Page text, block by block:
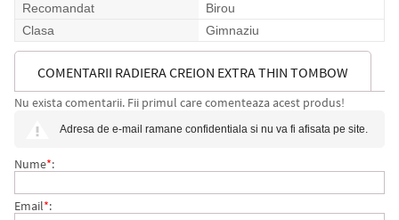
Recomandat
Birou
Clasa
Gimnaziu
COMENTARII RADIERA CREION EXTRA THIN TOMBOW
Nu exista comentarii. Fii primul care comenteaza acest produs!
Adresa de e-mail ramane confidentiala si nu va fi afisata pe site.
Nume*:
Email*: